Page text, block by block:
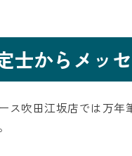
士からメッ
ス吹田江坂店では万